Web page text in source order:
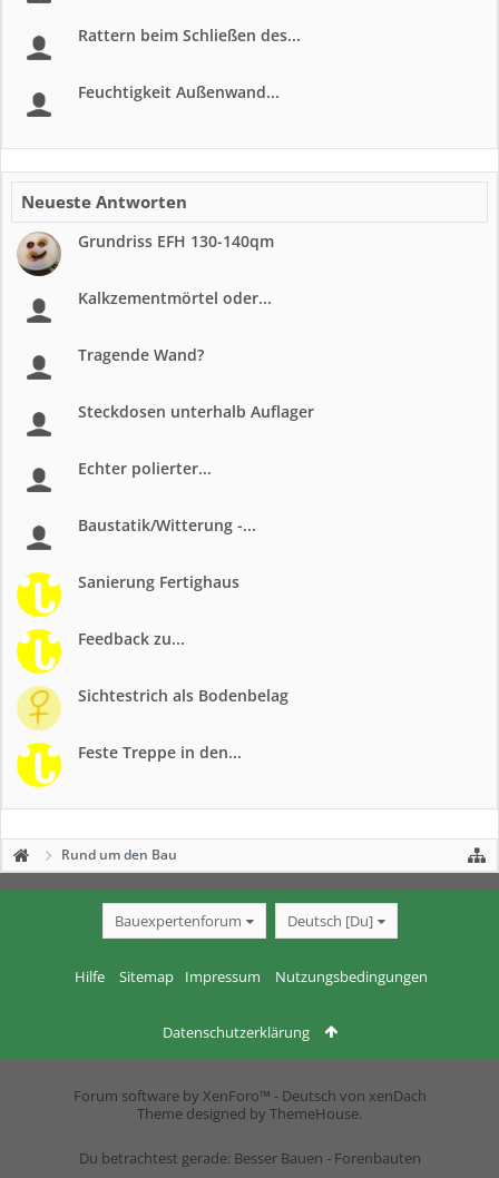
Rattern beim Schließen des...
Feuchtigkeit Außenwand...
Neueste Antworten
Grundriss EFH 130-140qm
Kalkzementmörtel oder...
Tragende Wand?
Steckdosen unterhalb Auflager
Echter polierter...
Baustatik/Witterung -...
Sanierung Fertighaus
Feedback zu...
Sichtestrich als Bodenbelag
Feste Treppe in den...
Rund um den Bau
Bauexpertenforum Deutsch [Du]
Hilfe Sitemap Impressum Nutzungsbedingungen
Datenschutzerklärung
Forum software by XenForo™ - Deutsch von xenDach
Theme designed by ThemeHouse.
Du betrachtest gerade: Besser Bauen - Forenbauten